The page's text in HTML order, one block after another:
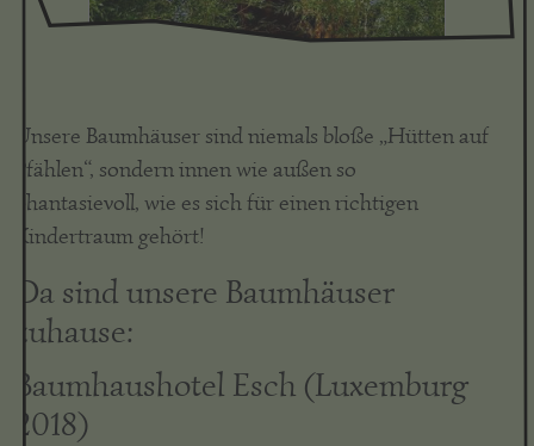
Unsere Baumhäuser sind niemals bloße „Hütten auf
Pfählen“, sondern innen wie außen so
phantasievoll, wie es sich für einen richtigen
Kindertraum gehört!
Da sind unsere Baumhäuser
zuhause:
Baumhaushotel Esch (Luxemburg
2018)